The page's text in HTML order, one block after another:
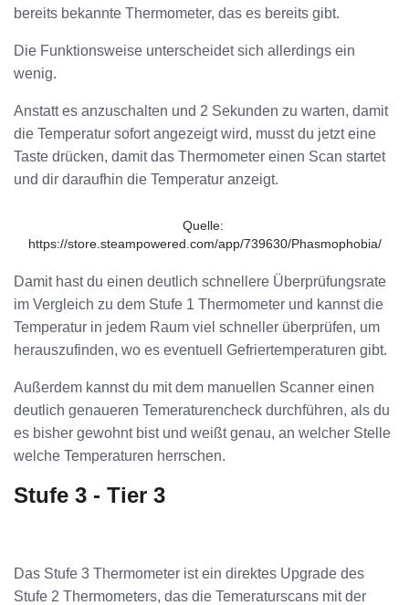
bereits bekannte Thermometer, das es bereits gibt.
Die Funktionsweise unterscheidet sich allerdings ein
wenig.
Anstatt es anzuschalten und 2 Sekunden zu warten, damit
die Temperatur sofort angezeigt wird, musst du jetzt eine
Taste drücken, damit das Thermometer einen Scan startet
und dir daraufhin die Temperatur anzeigt.
Quelle:
https://store.steampowered.com/app/739630/Phasmophobia/
Damit hast du einen deutlich schnellere Überprüfungsrate
im Vergleich zu dem Stufe 1 Thermometer und kannst die
Temperatur in jedem Raum viel schneller überprüfen, um
herauszufinden, wo es eventuell Gefriertemperaturen gibt.
Außerdem kannst du mit dem manuellen Scanner einen
deutlich genaueren Temeraturencheck durchführen, als du
es bisher gewohnt bist und weißt genau, an welcher Stelle
welche Temperaturen herrschen.
Stufe 3 - Tier 3
Das Stufe 3 Thermometer ist ein direktes Upgrade des
Stufe 2 Thermometers, das die Temeraturscans mit der